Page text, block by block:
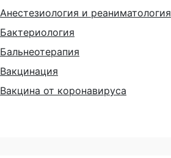
Анестезиология и реаниматология
Бактериология
Бальнеотерапия
Вакцинация
Вакцина от коронавируса